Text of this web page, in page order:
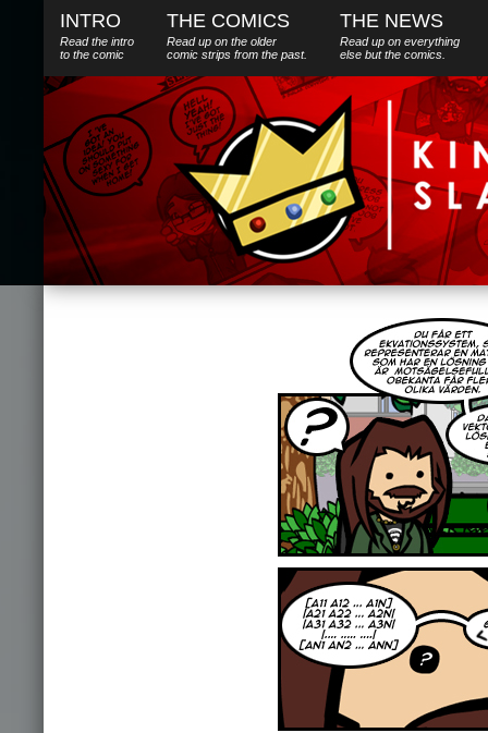
INTRO
Read the intro
to the comic
THE COMICS
Read up on the older
comic strips from the past.
THE NEWS
Read up on everything
else butthe comics.